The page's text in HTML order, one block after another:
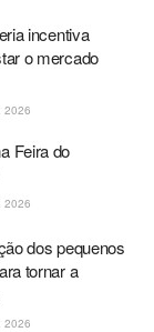
incentiva
o mercado
2026
Feira do
2026
dos pequenos
tornar a
2026